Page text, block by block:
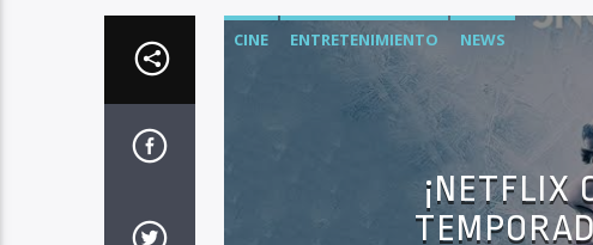
CINE ENTRETENIMIENTO NEWS
¡NETFLIX